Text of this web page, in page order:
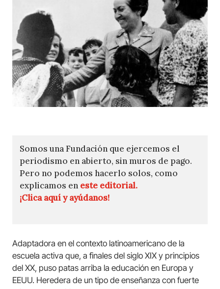
Somos una Fundación que ejercemos el
periodismo en abierto, sin muros de pago.
Pero no podemos hacerlo solos, como
explicamos en este editorial.
¡Clica aquí y ayúdanos!
Adaptadora en el contexto latinoamericano de la
escuela activa que, a finales del siglo XIX y principios
del XX, puso patas arriba la educación en Europa y
EEUU. Heredera de un tipo de enseñanza con fuerte